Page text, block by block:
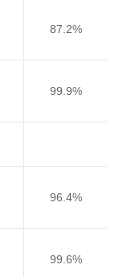
87.2%
99.9%
96.4%
99.6%